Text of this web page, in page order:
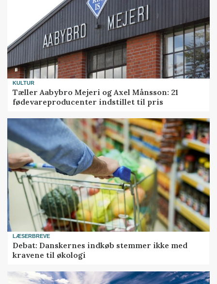
KULTUR
Tæller Aabybro Mejeri og Axel Månsson: 21
fødevareproducenter indstillet til pris
LÆSERBREVE
Debat: Danskernes indkøb stemmer ikke med
kravene til økologi